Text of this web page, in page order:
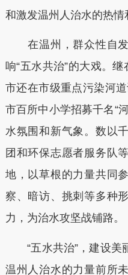
和激发温州人治水的热情
在温州，群众性自发
响“五水共治”的大戏。继
市还在市级重点污染河道
市百所中小学招募千名“
水氛围和新气象。数以
团和环保志愿者服务队
地，以草根的力量共同
察、暗访、挑刺等多种
力，为治水攻坚战铺路。
“五水共治”，建设美
温州人治水的力量前所